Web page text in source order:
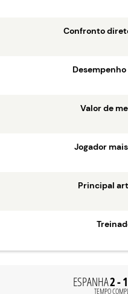
Confronto
Valor de
Jogador
Principal